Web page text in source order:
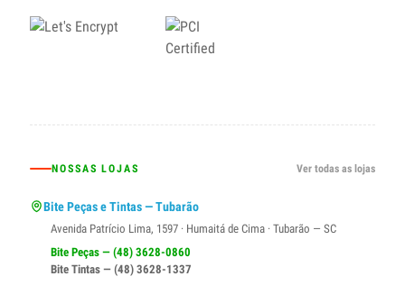
NOSSAS LOJAS Ver todas as lojas
Bite Peças e Tintas — Tubarão
Avenida Patrício Lima, 1597 · Humaitá de Cima · Tubarão — SC
Bite Peças — (48) 3628-0860
Bite Tintas — (48) 3628-1337